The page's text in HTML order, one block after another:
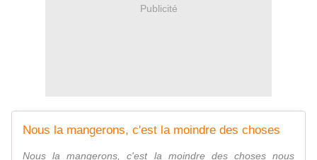
Publicité
Nous la mangerons, c'est la moindre des choses
Nous la mangerons, c'est la moindre des choses nous